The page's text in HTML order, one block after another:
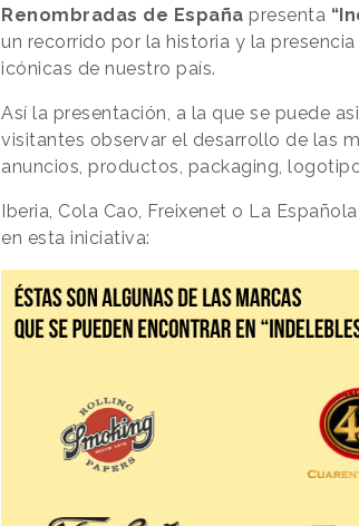
Renombradas de España presenta
un recorrido por la historia y la
icónicas de nuestro país.
Así la presentación, a la que se puede
visitantes observar el desarrollo de las
anuncios, productos, packaging,
Iberia, Cola Cao, Freixenet o La
en esta iniciativa: